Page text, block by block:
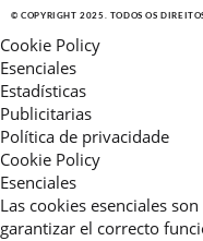
© COPYRIGHT 2025. TODOS OS
Cookie Policy
Esenciales
Estadísticas
Publicitarias
Política de privacidade
Cookie Policy
Esenciales
Las cookies esenciales
garantizar el correcto